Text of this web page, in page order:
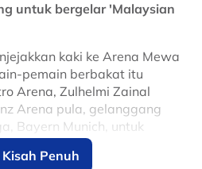
untuk bergelar 'Malaysian
kaki ke Arena Mewa
pemain berbakat itu
Arena, Zulhelmi Zainal
Arena pula, gelanggang
Bayern Munich, untuk
sebagai sekali seumur
Penuh